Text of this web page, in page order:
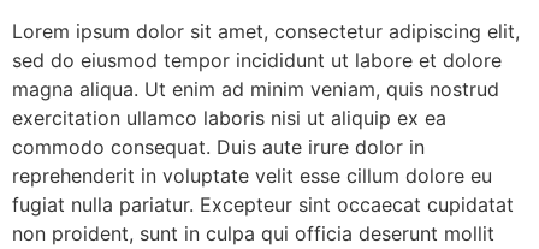
Lorem ipsum dolor sit amet, consectetur adipiscing elit,
sed do eiusmod tempor incididunt ut labore et dolore
magna aliqua. Ut enim ad minim veniam, quis nostrud
exercitation ullamco laboris nisi ut aliquip ex ea
commodo consequat. Duis aute irure dolor in
reprehenderit in voluptate velit esse cillum dolore eu
fugiat nulla pariatur. Excepteur sint occaecat cupidatat
non proident, sunt in culpa qui officia deserunt mollit